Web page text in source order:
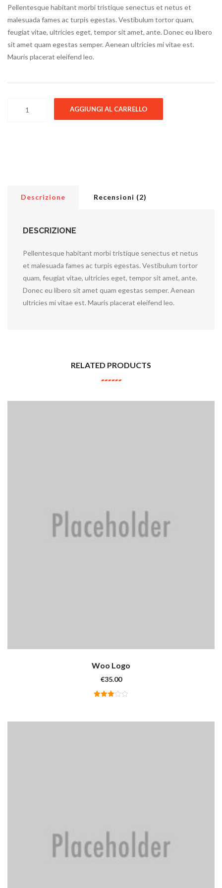
Pellentesque habitant morbi tristique senectus et netus et
malesuada fames ac turpis egestas. Vestibulum tortor quam,
feugiat vitae, ultricies eget, tempor sit amet, ante. Donec eu libero
sit amet quam egestas semper. Aenean ultricies mi vitae est.
Mauris placerat eleifend leo.
AGGIUNGI AL CARRELLO
Descrizione Recensioni (2)
DESCRIZIONE
Pellentesque habitant morbi tristique senectus et netus
et malesuada fames ac turpis egestas. Vestibulum tortor
quam, feugiat vitae, ultricies eget, tempor sit amet, ante.
Donec eu libero sit amet quam egestas semper. Aenean
ultricies mi vitae est. Mauris placerat eleifend leo.
RELATED PRODUCTS
Woo Logo
€35.00